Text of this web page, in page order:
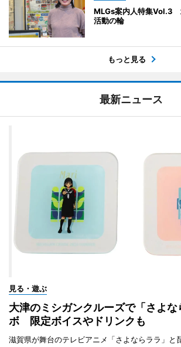
MLGs案内人特集Vol.3
活動の輪
もっと見る
最新ニュース
見る・遊ぶ
大津のミシガンクルーズで「さよな
ボ 限定ボイスやドリンクも
滋賀県が舞台のテレビアニメ「さよならララ」と